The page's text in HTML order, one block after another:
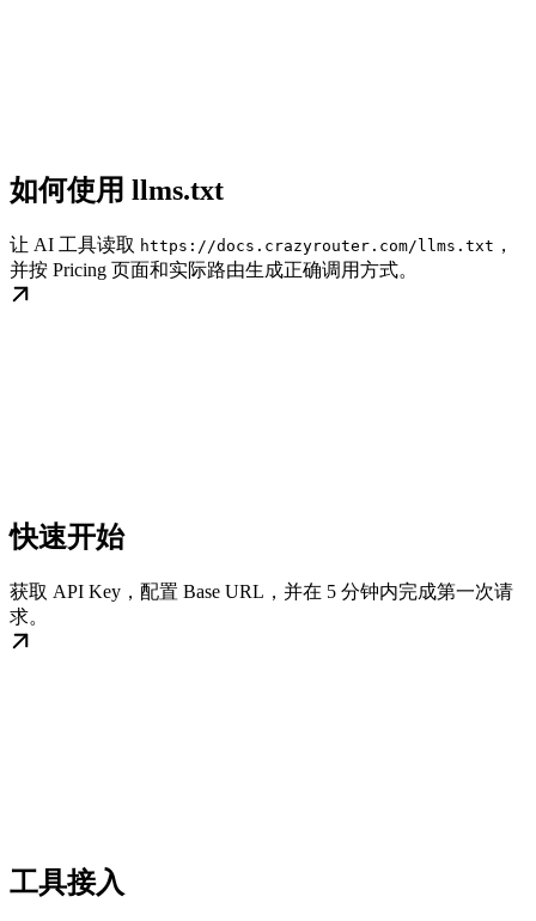
如何使用 llms.txt
让 AI 工具读取 https://docs.crazyrouter.com/llms.txt ，
并按 Pricing 页面和实际路由生成正确调用方式。
快速开始
获取 API Key，配置 Base URL，并在 5 分钟内完成第一次请
求。
工具接入